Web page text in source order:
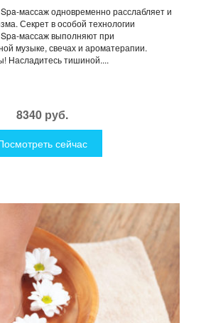
массаж одновременно расслабляет и
Секрет в особой технологии
массаж выполняют при
музыке, свечах и ароматерапии.
Насладитесь тишиной....
8340 руб.
сейчас